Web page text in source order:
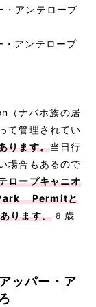
アンテロープ
アンテロープ
ナバホ族の居
て管理されてい
ります。当日行
場合もあるので
ロープキャニオ
Park Permitと
ります。8歳
パー・ア